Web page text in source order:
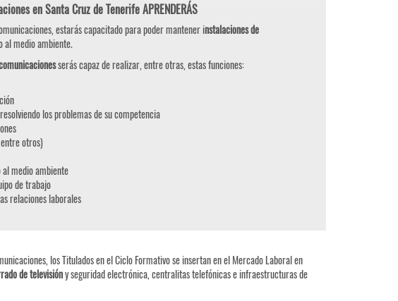
en Santa Cruz de Tenerife APRENDERÁS
estarás capacitado para poder mantener instalaciones de
al medio ambiente.
serás capaz de realizar, entre otras, estas funciones:
los problemas de su competencia
otros)
medio ambiente
de trabajo
relaciones laborales
los Titulados en el Ciclo Formativo se insertan en el Mercado Laboral en
de televisióny seguridad electrónica, centralitas telefónicas e infraestructuras de